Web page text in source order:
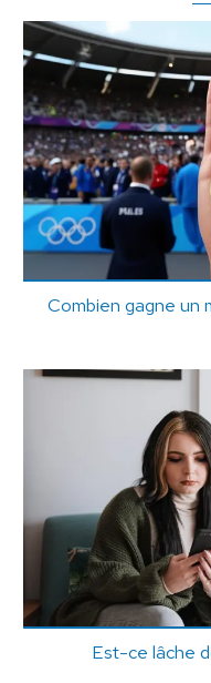
Combien gagne un
Est-ce lâche